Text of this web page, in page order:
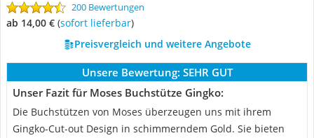
200 Bewertungen
ab 14,00 € ( Sofort lieferbar)
Preisvergleich und weitere Angebote
Unsere Bewertung: SEHR GUT
Unser Fazit für Moses Buchstütze Gingko:
Die Buchstützen von Moses überzeugen uns mit ihrem
Gingko-Cut-out Design in schimmerndem Gold. Sie bieten